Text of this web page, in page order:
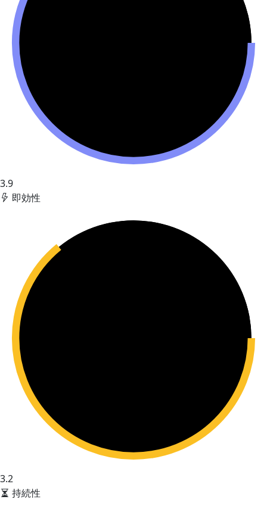
3.9
即効性
3.2
持続性